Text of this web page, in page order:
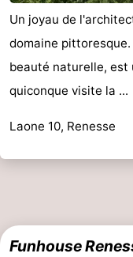
Un joyau de
domaine
beauté naturelle,
quiconque visite la ...
Laone 10, Renesse
Funhouse